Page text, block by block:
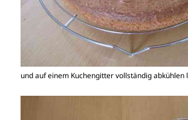
und auf einem Kuchengitter vollständig abkühlen